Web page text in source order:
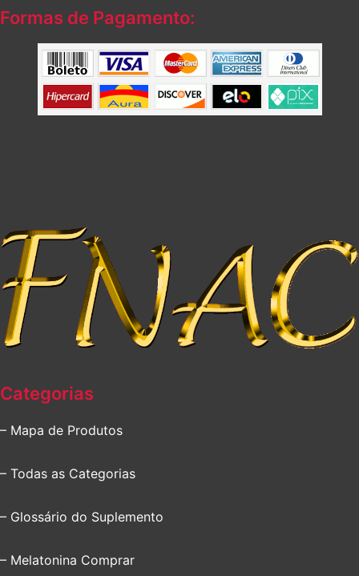
Formas de Pagamento:
Categorias
– Mapa de Produtos
– Todas as Categorias
– Glossário do Suplemento
– Melatonina Comprar